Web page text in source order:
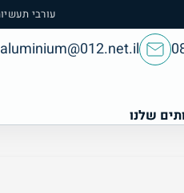
עורבי
שלנו